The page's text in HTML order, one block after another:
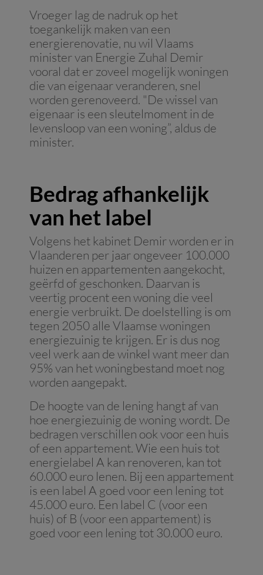
Vroeger lag de nadruk op het
toegankelijk maken van een
energierenovatie, nu wil Vlaams
minister van Energie Zuhal Demir
vooral dat er zoveel mogelijk woningen
die van eigenaar veranderen, snel
worden gerenoveerd. "De wissel van
eigenaar is een sleutelmoment in de
levensloop van een woning”, aldus de
minister.
Bedrag afhankelijk
van het label
Volgens het kabinet Demir worden er in
Vlaanderen per jaar ongeveer 100.000
huizen en appartementen aangekocht,
geërfd of geschonken. Daarvan is
veertig procent een woning die veel
energie verbruikt. De doelstelling is om
tegen 2050 alle Vlaamse woningen
energiezuinig te krijgen. Er is dus nog
veel werk aan de winkel want meer dan
95% van het woningbestand moet nog
worden aangepakt.
De hoogte van de lening hangt af van
hoe energiezuinig de woning wordt. De
bedragen verschillen ook voor een huis
of een appartement. Wie een huis tot
energielabel A kan renoveren, kan tot
60.000 euro lenen. Bij een appartement
is een label A goed voor een lening tot
45.000 euro. Een label C (voor een
huis) of B (voor een appartement) is
goed voor een lening tot 30.000 euro.